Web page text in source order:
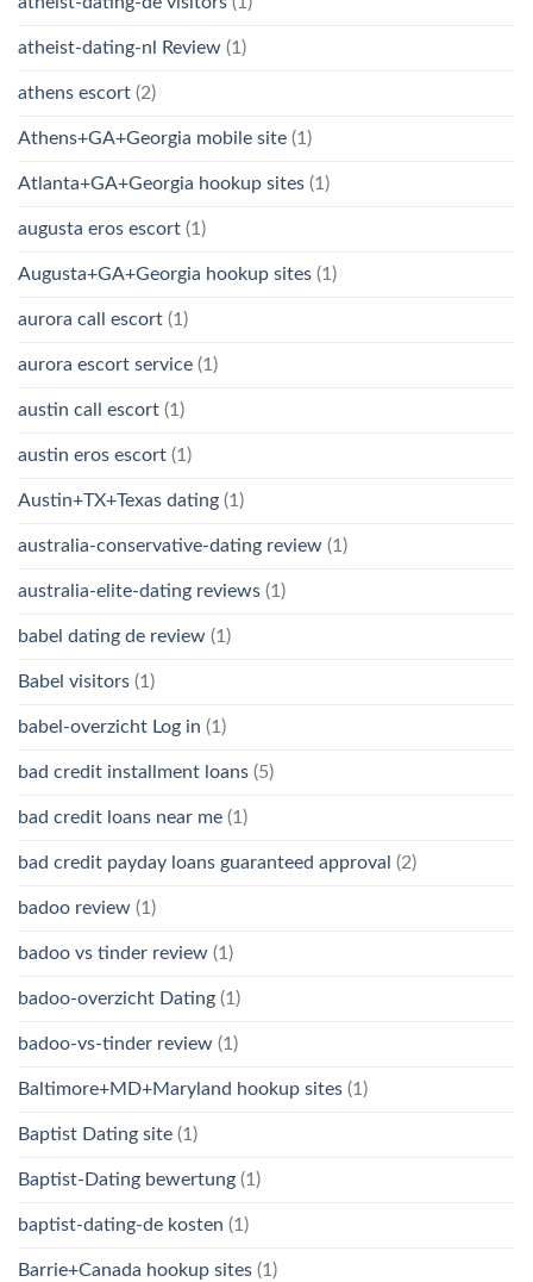
atheist-dating-nl Review (1)
athens escort (2)
Athens+GA+Georgia mobile site (1)
Atlanta+GA+Georgia hookup sites (1)
augusta eros escort (1)
Augusta+GA+Georgia hookup sites (1)
aurora call escort (1)
aurora escort service (1)
austin call escort (1)
austin eros escort (1)
Austin+TX+Texas dating (1)
australia-conservative-dating review (1)
australia-elite-dating reviews (1)
babel dating de review (1)
Babel visitors (1)
babel-overzicht Log in (1)
bad credit installment loans (5)
bad credit loans near me (1)
bad credit payday loans guaranteed approval (2)
badoo review (1)
badoo vs tinder review (1)
badoo-overzicht Dating (1)
badoo-vs-tinder review (1)
Baltimore+MD+Maryland hookup sites (1)
Baptist Dating site (1)
Baptist-Dating bewertung (1)
baptist-dating-de kosten (1)
Barrie+Canada hookup sites (1)